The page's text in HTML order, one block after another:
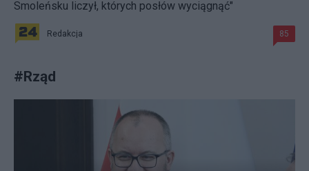
Smoleńsku liczył, których posłów wyciągnąć"
Redakcja 85
#Rząd